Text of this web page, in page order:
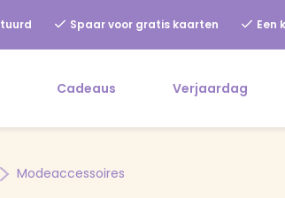
Spaar voor gratis kaarten Een
Cadeaus Verjaardag
Modeaccessoires